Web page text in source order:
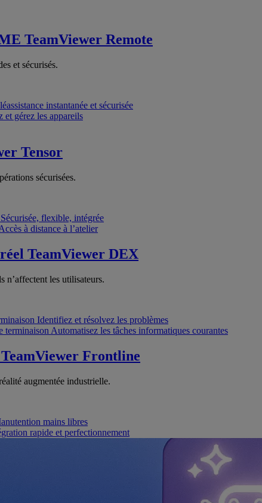
TeamViewer Remote
et sécurisés.
instantanée et sécurisée
et gérez les appareils
Tensor
sécurisées.
Sécurisée, flexible, intégrée
à distance à l’atelier
TeamViewer DEX
n’affectent les utilisateurs.
Identifiez et résolvez les problèmes
terminaison Automatisez les tâches informatiques courantes
TeamViewer Frontline
augmentée industrielle.
mains libres
rapide et perfectionnement